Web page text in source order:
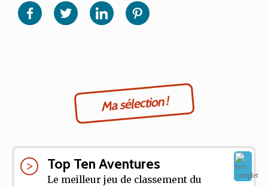
sur sur sur
Ma sélection !
Top Ten Aventures
Le meilleur jeu de classement du